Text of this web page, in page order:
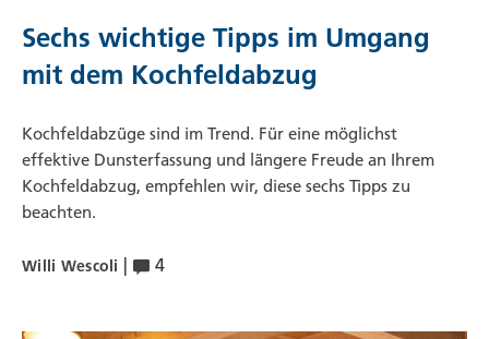
Sechs wichtige Tipps im Umgang
mit dem Kochfeldabzug
Kochfeldabzüge sind im Trend. Für eine möglichst
effektive Dunsterfassung und längere Freude an Ihrem
Kochfeldabzug, empfehlen wir, diese sechs Tipps zu
beachten.
Willi Wescoli | 4